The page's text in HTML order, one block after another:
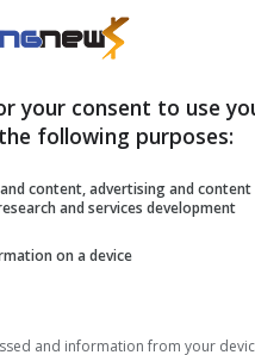
condiviso una serie
la disciplina
all’obiettivo.
frange, con il suo
sensualità
per il suo taglio
vertiginosa,
your consent to use
following purposes:
content, advertising and content
and services development
on a device
and information from your